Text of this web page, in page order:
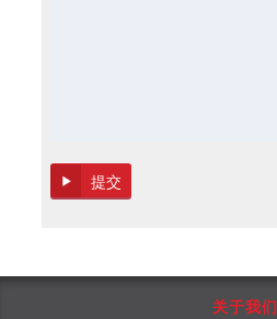
关于我们